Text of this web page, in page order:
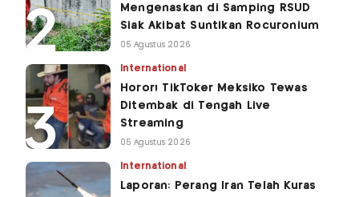
Mengenaskan di Samping RSUD
Siak Akibat Suntikan Rocuronium
05 Agustus 2026
International
Horor! TikToker Meksiko Tewas
Ditembak di Tengah Live
Streaming
05 Agustus 2026
International
Laporan: Perang Iran Telah Kuras